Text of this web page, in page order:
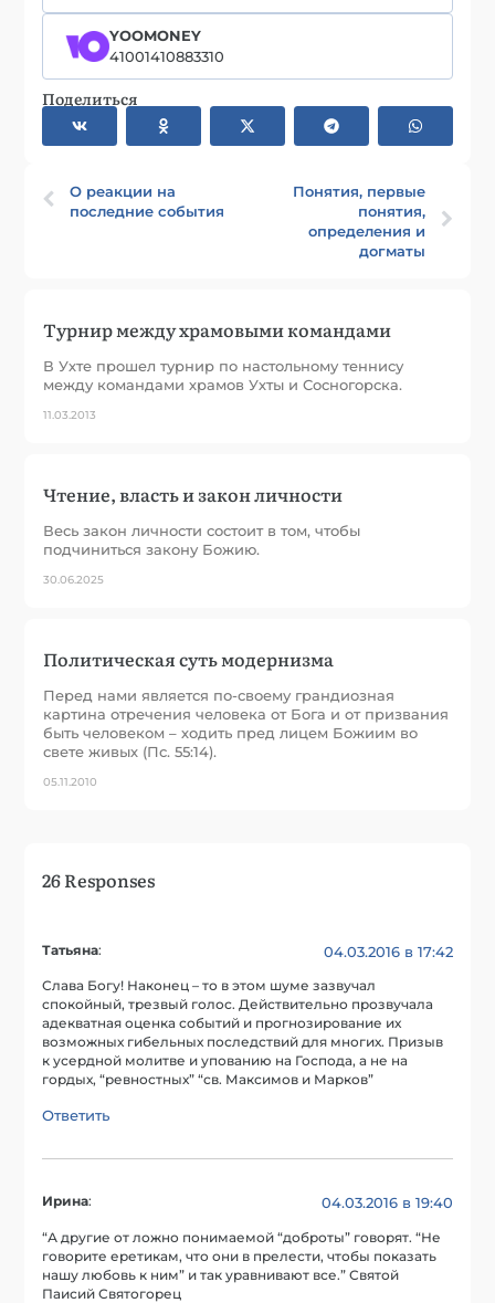
YOOMONEY
41001410883310
Поделиться
О реакции на
последние события
Понятия, первые
понятия,
определения и
догматы
Турнир между храмовыми командами
В Ухте прошел турнир по настольному теннису
между командами храмов Ухты и Сосногорска.
11.03.2013
Чтение, власть и закон личности
Весь закон личности состоит в том, чтобы
подчиниться закону Божию.
30.06.2025
Политическая суть модернизма
Перед нами является по-своему грандиозная
картина отречения человека от Бога и от призвания
быть человеком – ходить пред лицем Божиим во
свете живых (Пс. 55:14).
05.11.2010
26 Responses
Татьяна: 04.03.2016 в 17:42
Слава Богу! Наконец – то в этом шуме зазвучал
спокойный, трезвый голос. Действительно прозвучала
адекватная оценка событий и прогнозирование их
возможных гибельных последствий для многих. Призыв
к усердной молитве и упованию на Господа, а не на
гордых, “ревностных” “св. Максимов и Марков”
Ответить
Ирина: 04.03.2016 в 19:40
“А другие от ложно понимаемой “доброты” говорят. “Не
говорите еретикам, что они в прелести, чтобы показать
нашу любовь к ним” и так уравнивают все.” Святой
Паисий Святогорец